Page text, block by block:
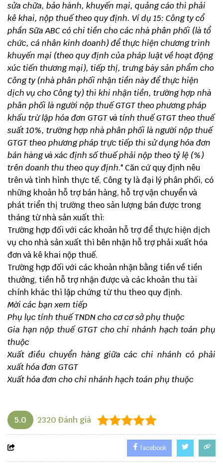
sửa chữa, bảo hành, khuyến mại, quảng cáo thì phải
kê khai, nộp thuế theo quy định. Ví dụ 15: Công ty cổ
phần Sữa ABC có chi tiền cho các nhà phân phối (là tổ
chức, cá nhân kinh doanh) để thực hiện chương trình
khuyến mại (theo quy định của pháp luật về hoạt động
xúc tiến thương mại), tiếp thị, trưng bày sản phẩm cho
Công ty (nhà phân phối nhận tiền này để thực hiện
dịch vụ cho Công ty) thì khi nhận tiền, trường hợp nhà
phân phối là người nộp thuế GTGT theo phương pháp
khấu trừ lập hóa đơn GTGT và tính thuế GTGT theo thuế
suất 10%, trường hợp nhà phân phối là người nộp thuế
GTGT theo phương pháp trực tiếp thì sử dụng hóa đơn
bán hàng và xác định số thuế phải nộp theo tỷ lệ (%)
trên doanh thu theo quy định." Căn cứ quy định nêu
trên và tình hình thực tế, Công ty là đại lý phân phối, có
những khoản hỗ trợ bán hàng, hỗ trợ vận chuyển và
phát triển thị trường theo sản lượng bán được trong
tháng từ nhà sản xuất thì:
Trường hợp đối với các khoản hỗ trợ để thực hiện dịch
vụ cho nhà sản xuất thì bên nhận hỗ trợ phải xuất hóa
đơn và kê khai nộp thuế.
Trường hợp đối với các khoản nhận bằng tiền về tiền
thưởng, tiền hỗ trợ nhận được và các khoản thu tài
chính khác thì lập chứng từ thu theo quy định.
Mời các bạn xem tiếp
Phụ lục tính thuế TNDN cho cơ cơ sở phụ thuộc
Gia hạn nộp thuế GTGT cho chi nhánh hạch toán phụ
thuộc
Xuất điều chuyển hàng giữa các chi nhánh có phải
xuất hóa đơn GTGT
Xuất hóa đơn cho chi nhánh hạch toán phụ thuộc
5.0 2320 Đánh giá
facebook